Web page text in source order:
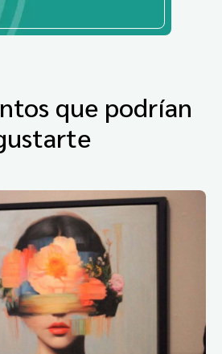
que podrían